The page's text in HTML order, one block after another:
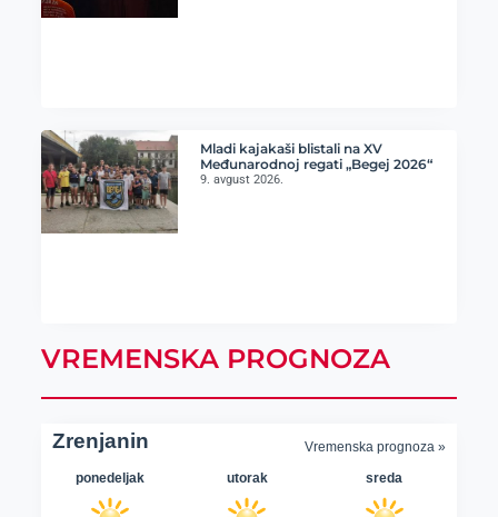
Mladi kajakaši blistali na XV
Međunarodnoj regati „Begej 2026“
9. avgust 2026.
VREMENSKA PROGNOZA